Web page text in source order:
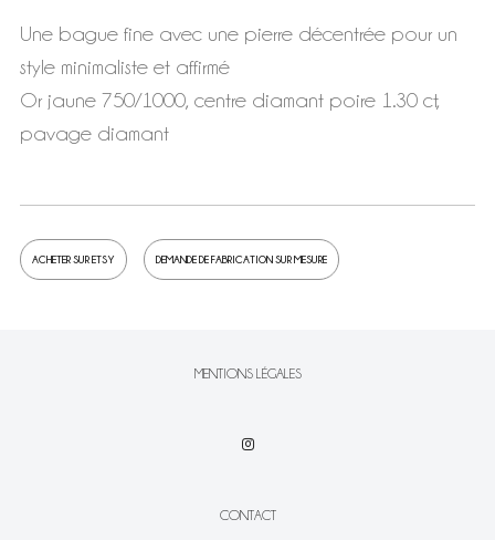
Une bague fine avec une pierre décentrée pour un
style minimaliste et affirmé
Or jaune 750/1000, centre diamant poire 1.30 ct,
pavage diamant
ACHETER SUR ETSY DEMANDE DE FABRICATION SUR MESURE
MENTIONS LÉGALES
CONTACT